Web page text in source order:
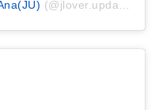
(@jlover.update) el